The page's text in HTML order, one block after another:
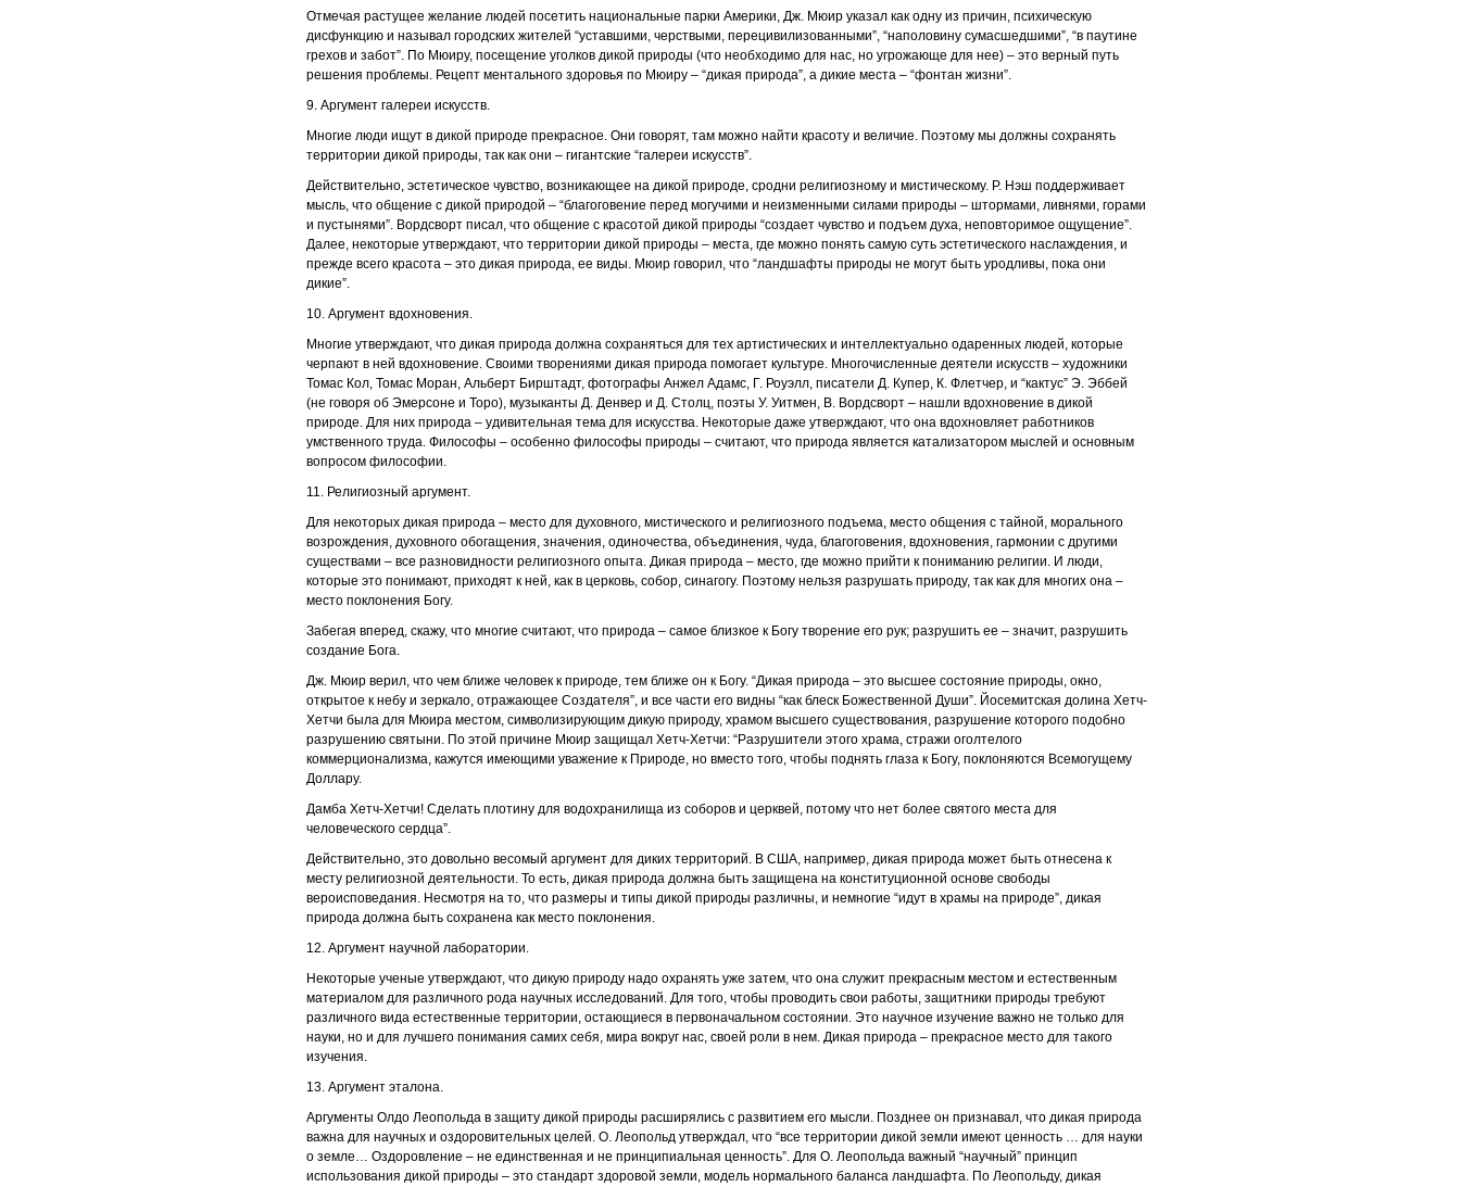
Отмечая растущее желание людей посетить национальные парки Америки, Дж. Мюир указал как одну из причин, психическую
дисфункцию и называл городских жителей “уставшими, черствыми, перецивилизованными”, “наполовину сумасшедшими”, “в паутине
грехов и забот”. По Мюиру, посещение уголков дикой природы (что необходимо для нас, но угрожающе для нее) – это верный путь
решения проблемы. Рецепт ментального здоровья по Мюиру – “дикая природа”, а дикие места – “фонтан жизни”.
9. Аргумент галереи искусств.
Многие люди ищут в дикой природе прекрасное. Они говорят, там можно найти красоту и величие. Поэтому мы должны сохранять
территории дикой природы, так как они – гигантские “галереи искусств”.
Действительно, эстетическое чувство, возникающее на дикой природе, сродни религиозному и мистическому. Р. Нэш поддерживает
мысль, что общение с дикой природой – “благоговение перед могучими и неизменными силами природы – штормами, ливнями, горами
и пустынями”. Вордсворт писал, что общение с красотой дикой природы “создает чувство и подъем духа, неповторимое ощущение”.
Далее, некоторые утверждают, что территории дикой природы – места, где можно понять самую суть эстетического наслаждения, и
прежде всего красота – это дикая природа, ее виды. Мюир говорил, что “ландшафты природы не могут быть уродливы, пока они
дикие”.
10. Аргумент вдохновения.
Многие утверждают, что дикая природа должна сохраняться для тех артистических и интеллектуально одаренных людей, которые
черпают в ней вдохновение. Своими творениями дикая природа помогает культуре. Многочисленные деятели искусств – художники
Томас Кол, Томас Моран, Альберт Бирштадт, фотографы Анжел Адамс, Г. Роуэлл, писатели Д. Купер, К. Флетчер, и “кактус” Э. Эббей
(не говоря об Эмерсоне и Торо), музыканты Д. Денвер и Д. Столц, поэты У. Уитмен, В. Вордсворт – нашли вдохновение в дикой
природе. Для них природа – удивительная тема для искусства. Некоторые даже утверждают, что она вдохновляет работников
умственного труда. Философы – особенно философы природы – считают, что природа является катализатором мыслей и основным
вопросом философии.
11. Религиозный аргумент.
Для некоторых дикая природа – место для духовного, мистического и религиозного подъема, место общения с тайной, морального
возрождения, духовного обогащения, значения, одиночества, объединения, чуда, благоговения, вдохновения, гармонии с другими
существами – все разновидности религиозного опыта. Дикая природа – место, где можно прийти к пониманию религии. И люди,
которые это понимают, приходят к ней, как в церковь, собор, синагогу. Поэтому нельзя разрушать природу, так как для многих она –
место поклонения Богу.
Забегая вперед, скажу, что многие считают, что природа – самое близкое к Богу творение его рук; разрушить ее – значит, разрушить
создание Бога.
Дж. Мюир верил, что чем ближе человек к природе, тем ближе он к Богу. “Дикая природа – это высшее состояние природы, окно,
открытое к небу и зеркало, отражающее Создателя”, и все части его видны “как блеск Божественной Души”. Йосемитская долина Хетч-
Хетчи была для Мюира местом, символизирующим дикую природу, храмом высшего существования, разрушение которого подобно
разрушению святыни. По этой причине Мюир защищал Хетч-Хетчи: “Разрушители этого храма, стражи оголтелого
коммерционализма, кажутся имеющими уважение к Природе, но вместо того, чтобы поднять глаза к Богу, поклоняются Всемогущему
Доллару.
Дамба Хетч-Хетчи! Сделать плотину для водохранилища из соборов и церквей, потому что нет более святого места для
человеческого сердца”.
Действительно, это довольно весомый аргумент для диких территорий. В США, например, дикая природа может быть отнесена к
месту религиозной деятельности. То есть, дикая природа должна быть защищена на конституционной основе свободы
вероисповедания. Несмотря на то, что размеры и типы дикой природы различны, и немногие “идут в храмы на природе”, дикая
природа должна быть сохранена как место поклонения.
12. Аргумент научной лаборатории.
Некоторые ученые утверждают, что дикую природу надо охранять уже затем, что она служит прекрасным местом и естественным
материалом для различного рода научных исследований. Для того, чтобы проводить свои работы, защитники природы требуют
различного вида естественные территории, остающиеся в первоначальном состоянии. Это научное изучение важно не только для
науки, но и для лучшего понимания самих себя, мира вокруг нас, своей роли в нем. Дикая природа – прекрасное место для такого
изучения.
13. Аргумент эталона.
Аргументы Олдо Леопольда в защиту дикой природы расширялись с развитием его мысли. Позднее он признавал, что дикая природа
важна для научных и оздоровительных целей. О. Леопольд утверждал, что “все территории дикой земли имеют ценность … для науки
о земле… Оздоровление – не единственная и не принципиальная ценность”. Для О. Леопольда важный “научный” принцип
использования дикой природы – это стандарт здоровой земли, модель нормального баланса ландшафта. По Леопольду, дикая